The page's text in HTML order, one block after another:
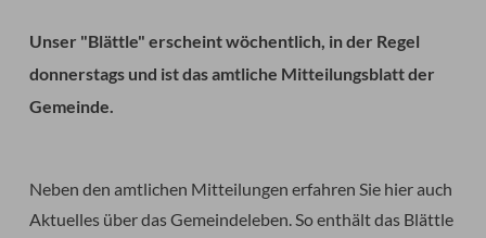
Unser "Blättle" erscheint wöchentlich, in der Regel
donnerstags und ist das amtliche Mitteilungsblatt der
Gemeinde.
Neben den amtlichen Mitteilungen erfahren Sie hier auch
Aktuelles über das Gemeindeleben. So enthält das Blättle